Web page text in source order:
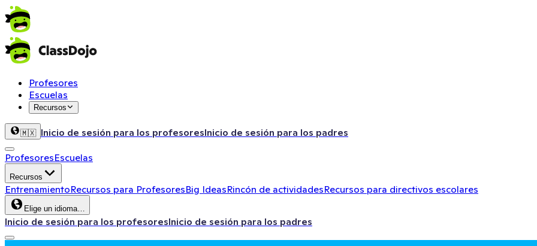
Profesores
Escuelas
Recursos
🇲🇽 Inicio de sesión para los profesoresInicio de sesión para los padres
ProfesoresEscuelas
Recursos
EntrenamientoRecursos para ProfesoresBig IdeasRincón de actividadesRecursos para directivos escolares
Elige un idioma…
Inicio de sesión para los profesoresInicio de sesión para los padres